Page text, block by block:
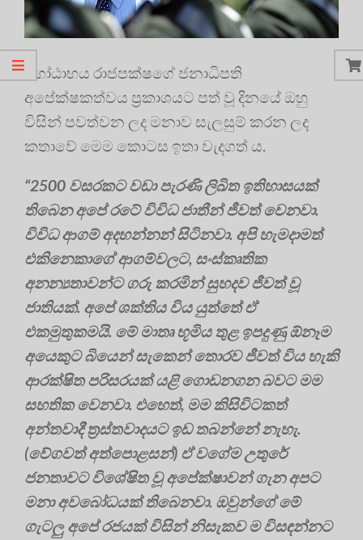
ගෝඨාභය රාජපක්ෂගේ ජනාධිපති
අපේක්ෂකත්වය ප්‍රකාශයට පත් වූ දිනයේ ඔහු
විසින් පවත්වන ලද මනාව සැලසුම් කරන ලද
කතාවේ මෙම කොටස ඉතා වැදගත් ය.
“2500 වසරකට වඩා පැරණි ලිඛිත ඉතිහාසයක්
තිබෙන අපේ රටේ විවිධ ජාතීන් ජීවත් වෙනවා.
විවිධ ආගම් අදහන්නන් සිටිනවා. අපි හැමදාමත්
එකිනෙකාගේ ආගම්වලට, සංස්කෘතික
අනන්‍යතාවන්ට ගරු කරමින් සුහදව ජීවත් වූ
ජාතියක්. අපේ ශක්තිය විය යුත්තේ ඒ
එකමුතුකමයි. මේ මාතෘ භූමිය තුළ ඉපදුණු ඕනෑම
අයෙකුට බියෙන් සැකෙන් තොරව ජීවත් විය හැකි
ආරක්ෂිත පරිසරයක් යළි ගොඩනගන බවට මම
සහතික වෙනවා. එහෙත්, මම කිසිවිටකත්
අන්තවාදී ත්‍රස්තවාදයට ඉඩ තබන්නේ නැහැ.
(වේගවත් අත්පොළසන්) ඒ වගේම උතුරේ
ජනතාවට විශේෂිත වූ අපේක්ෂාවන් ගැන අපට
මනා අවබෝධයක් තිබෙනවා. ඔවුන්ගේ මේ
ගැටලු අපේ රජයක් විසින් නිසැකව ම විසඳන්නට